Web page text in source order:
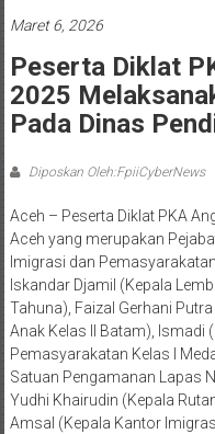
Maret 6, 2026
Peserta Diklat
2025
Pada Dinas
Diposkan Oleh:FpiiCyberNews
Aceh – Peserta Diklat PKA
Aceh yang merupakan
Imigrasi dan
Iskandar Djamil (Kepala
Tahuna), Faizal Gerhani
Anak Kelas II Batam), Ismadi
Pemasyarakatan Kelas I
Satuan Pengamanan Lapas
Yudhi Khairudin (Kepala
Amsal (Kepala Kantor